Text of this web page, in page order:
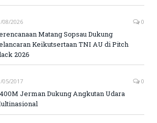
08/2026 0
Matang Sopsau Dukung
Keikutsertaan TNI AU di Pitch
2026
05/2017 0
Jerman Dukung Angkutan Udara